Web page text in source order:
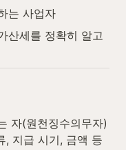
는 사업자
산세를 정확히 알고
자(원천징수의무자)
, 지급 시기, 금액 등